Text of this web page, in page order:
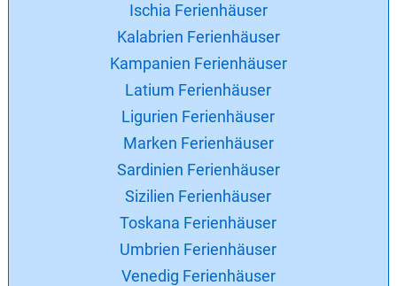
Ischia Ferienhäuser
Kalabrien Ferienhäuser
Kampanien Ferienhäuser
Latium Ferienhäuser
Ligurien Ferienhäuser
Marken Ferienhäuser
Sardinien Ferienhäuser
Sizilien Ferienhäuser
Toskana Ferienhäuser
Umbrien Ferienhäuser
Venedig Ferienhäuser